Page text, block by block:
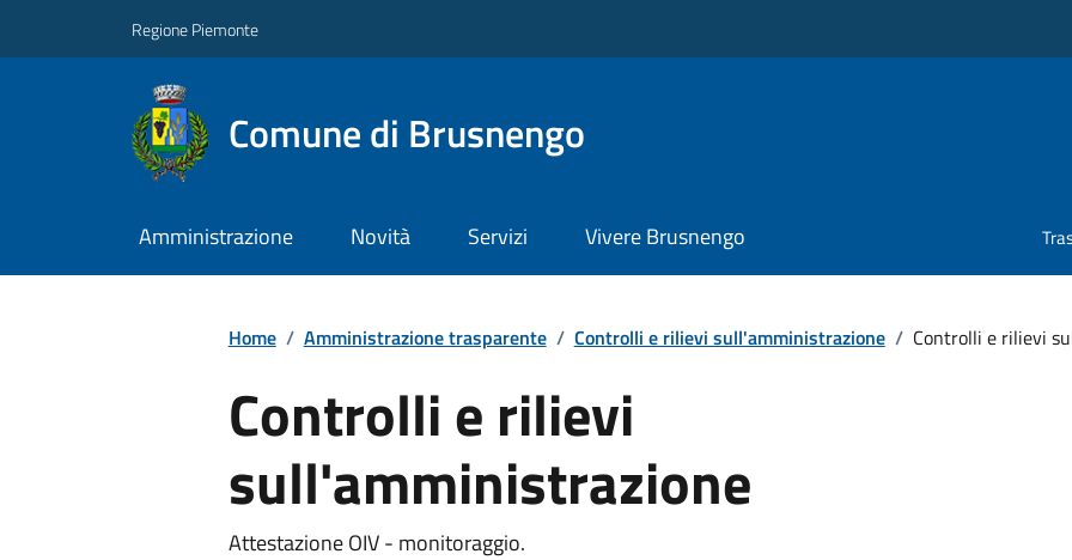
Regione Piemonte
Comune di Brusnengo
Amministrazione Novità Servizi Vivere Brusnengo
Home / Amministrazione trasparente / Controlli e rilievi sull'amministrazione / Controlli e rilievi
Controlli e rilievi
sull'amministrazione
Attestazione OIV - monitoraggio.